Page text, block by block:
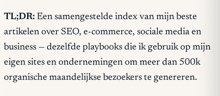
TL;DR: Een samengestelde index van mijn beste
artikelen over SEO, e-commerce, sociale media en
business — dezelfde playbooks die ik gebruik op mijn
eigen sites en ondernemingen om meer dan 500k
organische maandelijkse bezoekers te genereren.